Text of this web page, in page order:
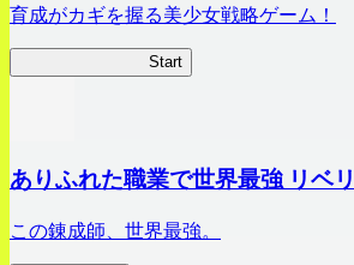
育成がカギを握る美少女戦略ゲーム！
Start
ありふれた職業で世界最強 リベ
この錬成師、世界最強。